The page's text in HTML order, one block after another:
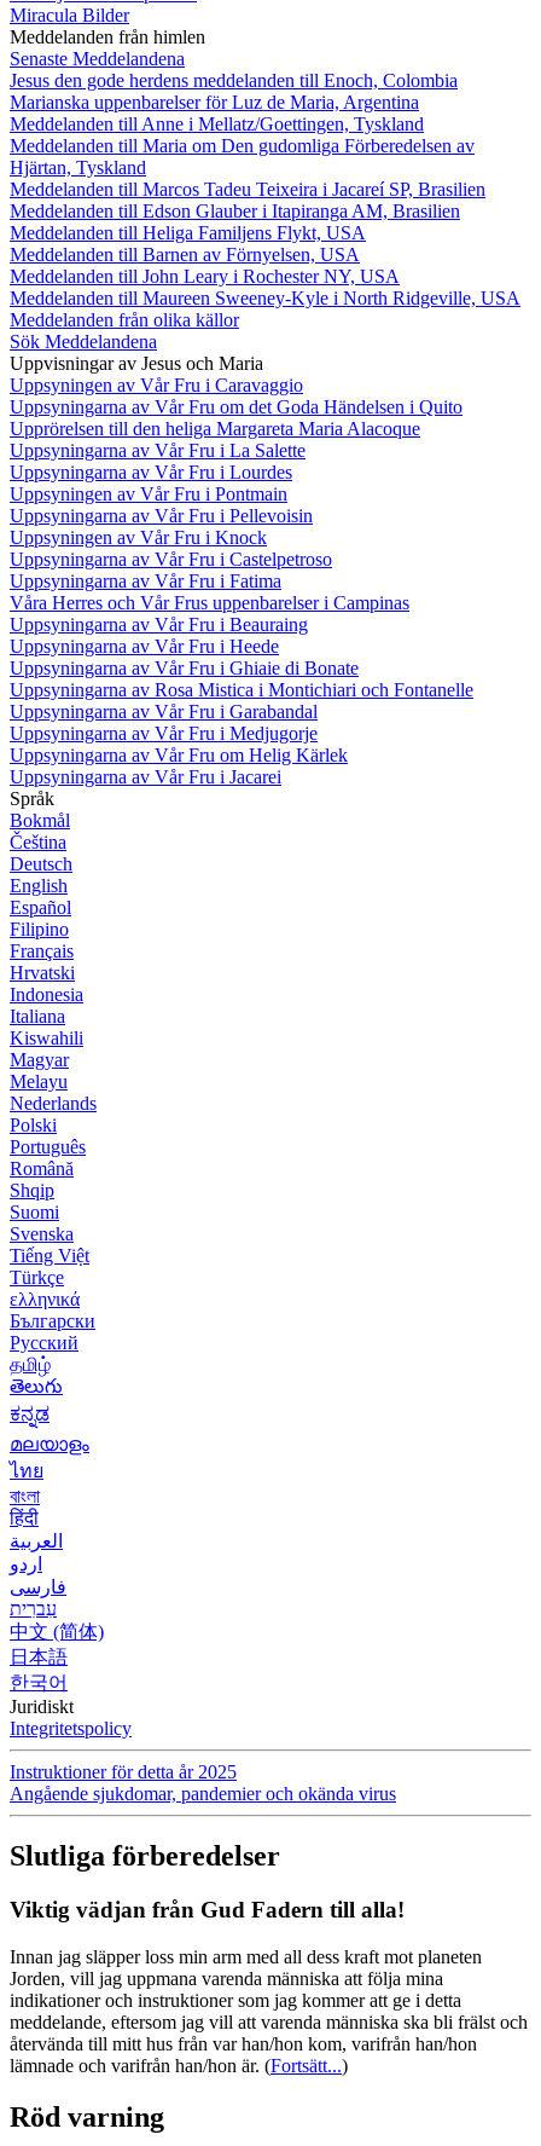
Miracula Bilder
Meddelanden från himlen
Senaste Meddelandena
Jesus den gode herdens meddelanden till Enoch, Colombia
Marianska uppenbarelser för Luz de Maria, Argentina
Meddelanden till Anne i Mellatz/Goettingen, Tyskland
Meddelanden till Maria om Den gudomliga Förberedelsen av
Hjärtan, Tyskland
Meddelanden till Marcos Tadeu Teixeira i Jacareí SP, Brasilien
Meddelanden till Edson Glauber i Itapiranga AM, Brasilien
Meddelanden till Heliga Familjens Flykt, USA
Meddelanden till Barnen av Förnyelsen, USA
Meddelanden till John Leary i Rochester NY, USA
Meddelanden till Maureen Sweeney-Kyle i North Ridgeville, USA
Meddelanden från olika källor
Sök Meddelandena
Uppvisningar av Jesus och Maria
Uppsyningen av Vår Fru i Caravaggio
Uppsyningarna av Vår Fru om det Goda Händelsen i Quito
Upprörelsen till den heliga Margareta Maria Alacoque
Uppsyningarna av Vår Fru i La Salette
Uppsyningarna av Vår Fru i Lourdes
Uppsyningen av Vår Fru i Pontmain
Uppsyningarna av Vår Fru i Pellevoisin
Uppsyningen av Vår Fru i Knock
Uppsyningarna av Vår Fru i Castelpetroso
Uppsyningarna av Vår Fru i Fatima
Våra Herres och Vår Frus uppenbarelser i Campinas
Uppsyningarna av Vår Fru i Beauraing
Uppsyningarna av Vår Fru i Heede
Uppsyningarna av Vår Fru i Ghiaie di Bonate
Uppsyningarna av Rosa Mistica i Montichiari och Fontanelle
Uppsyningarna av Vår Fru i Garabandal
Uppsyningarna av Vår Fru i Medjugorje
Uppsyningarna av Vår Fru om Helig Kärlek
Uppsyningarna av Vår Fru i Jacarei
Språk
Bokmål
Čeština
Deutsch
English
Español
Filipino
Français
Hrvatski
Indonesia
Italiana
Kiswahili
Magyar
Melayu
Nederlands
Polski
Português
Română
Shqip
Suomi
Svenska
Tiếng Việt
Türkçe
ελληνικά
Български
Русский
தமிழ்
తెలుగు
ಕನ್ನಡ
മലയാളം
ไทย
বাংলা
हिंदी
العربية
اردو
فارسی
עִברִית
中文 (简体)
日本語
한국어
Juridiskt
Integritetspolicy
Instruktioner för detta år 2025
Angående sjukdomar, pandemier och okända virus
Slutliga förberedelser
Viktig vädjan från Gud Fadern till alla!
Innan jag släpper loss min arm med all dess kraft mot planeten
Jorden, vill jag uppmana varenda människa att följa mina
indikationer och instruktioner som jag kommer att ge i detta
meddelande, eftersom jag vill att varenda människa ska bli frälst och
återvända till mitt hus från var han/hon kom, varifrån han/hon
lämnade och varifrån han/hon är. (Fortsätt...)
Röd varning